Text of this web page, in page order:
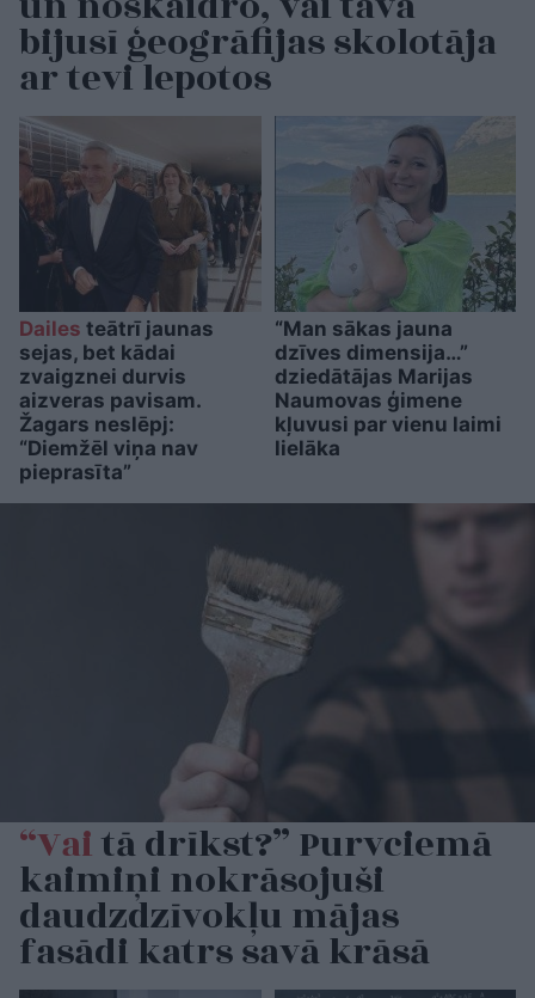
bijusī ģeogrāfijas skolotāja
ar tevi lepotos
Dailes teātrī jaunas
sejas, bet kādai
zvaigznei durvis
aizveras pavisam.
Žagars neslēpj:
“Diemžēl viņa nav
pieprasīta”
“Man sākas jauna
dzīves dimensija…”
dziedātājas Marijas
Naumovas ģimene
kļuvusi par vienu laimi
lielāka
“Vaitā drīkst?” Purvciemā
kaimiņi nokrāsojuši
daudzdzīvokļu mājas
fasādi katrs savā krāsā